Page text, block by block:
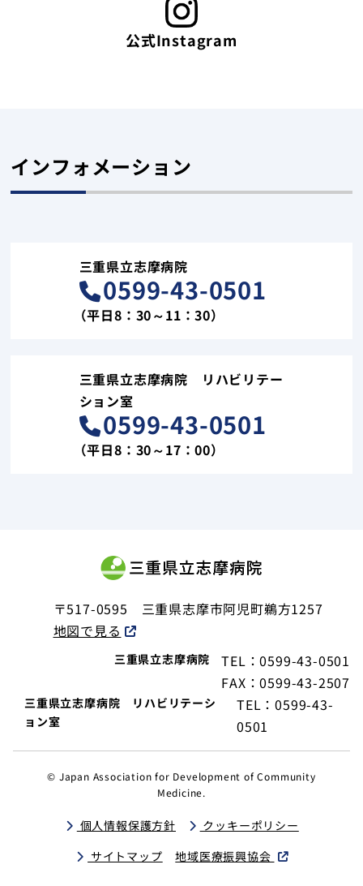
公式Instagram
インフォメーション
三重県立志摩病院
0599-43-0501
（平日8：30～11：30）
三重県立志摩病院 リハビリテー
ション室
0599-43-0501
（平日8：30～17：00）
〒517-0595 三重県志摩市阿児町鵜方1257
地図で見る
三重県立志摩病院
TEL：0599-43-0501
FAX：0599-43-2507
三重県立志摩病院 リハビリテーシ
ョン室
TEL：0599-43-
0501
© Japan Association for Development of Community
Medicine.
個人情報保護方針
クッキーポリシー
サイトマップ
地域医療振興協会